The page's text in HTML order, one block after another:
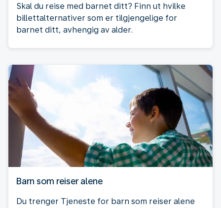
Skal du reise med barnet ditt? Finn ut hvilke
billettalternativer som er tilgjengelige for
barnet ditt, avhengig av alder.
Barn som reiser alene
Du trenger Tjeneste for barn som reiser alene